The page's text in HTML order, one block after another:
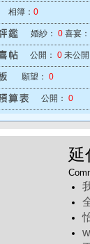
相簿： 0
婚紗： 0 喜宴：
公開： 0 未公開
願望： 0
公開： 0
延